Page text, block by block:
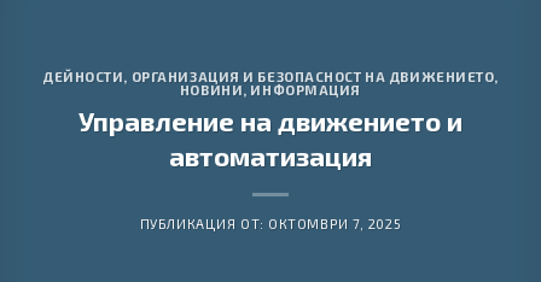
ДЕЙНОСТИ, ОРГАНИЗАЦИЯ И БЕЗОПАСНОСТ НА ДВИЖЕНИЕТО,
НОВИНИ, ИНФОРМАЦИЯ
Управление на движението и
автоматизация
ПУБЛИКАЦИЯ ОТ: ОКТОМВРИ 7, 2025